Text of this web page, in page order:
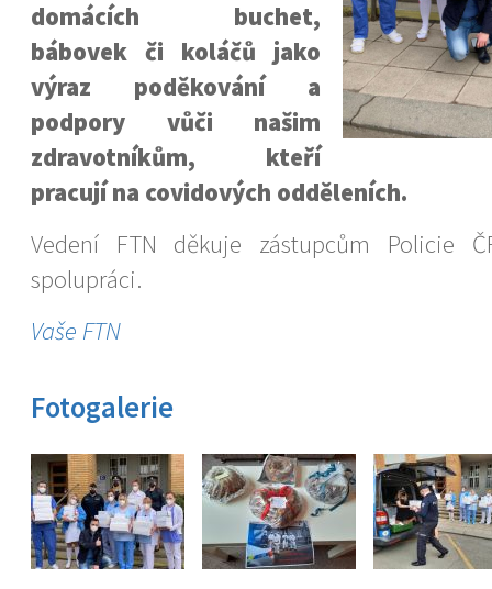
domácích buchet,
bábovek či koláčů jako
výraz poděkování a
podpory vůči našim
zdravotníkům, kteří
pracují na covidových odděleních.
Vedení FTN děkuje zástupcům Policie
spolupráci.
Vaše FTN
Fotogalerie